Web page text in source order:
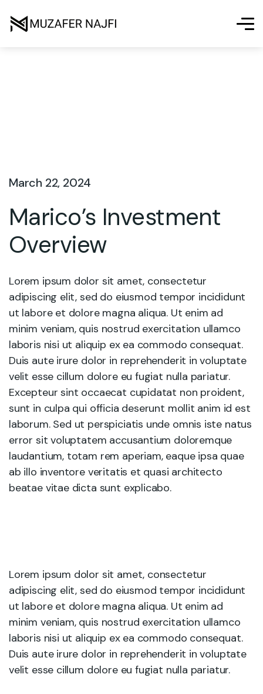
March 22, 2024
Marico’s Investment
Overview
Lorem ipsum dolor sit amet, consectetur
adipiscing elit, sed do eiusmod tempor incididunt
ut labore et dolore magna aliqua. Ut enim ad
minim veniam, quis nostrud exercitation ullamco
laboris nisi ut aliquip ex ea commodo consequat.
Duis aute irure dolor in reprehenderit in voluptate
velit esse cillum dolore eu fugiat nulla pariatur.
Excepteur sint occaecat cupidatat non proident,
sunt in culpa qui officia deserunt mollit anim id est
laborum. Sed ut perspiciatis unde omnis iste natus
error sit voluptatem accusantium doloremque
laudantium, totam rem aperiam, eaque ipsa quae
ab illo inventore veritatis et quasi architecto
beatae vitae dicta sunt explicabo.
Lorem ipsum dolor sit amet, consectetur
adipiscing elit, sed do eiusmod tempor incididunt
ut labore et dolore magna aliqua. Ut enim ad
minim veniam, quis nostrud exercitation ullamco
laboris nisi ut aliquip ex ea commodo consequat.
Duis aute irure dolor in reprehenderit in voluptate
velit esse cillum dolore eu fugiat nulla pariatur.